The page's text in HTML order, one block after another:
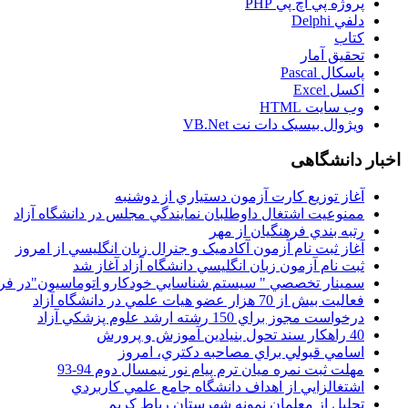
پروژه پي اچ پي PHP
دلفي Delphi
کتاب
تحقيق آمار
پاسکال Pascal
اکسل Excel
وب سايت HTML
ويژوال بيسيک دات نت VB.Net
اخبار دانشگاهی
آغاز توزيع کارت آزمون دستياري از دوشنبه
ممنوعيت اشتغال داوطلبان نمايندگي مجلس در دانشگاه آزاد
رتبه بندي فرهنگيان از مهر
آغاز ثبت نام آزمون آکادميک و جنرال زبان انگليسي از امروز
ثبت نام آزمون زبان انگليسي دانشگاه آزاد آغاز شد
سمينار تخصصي " سيستم شناسايي خودکارو اتوماسيون"در
فعاليت بيش از 70 هزار عضو هيات علمي در دانشگاه آزاد
درخواست مجوز براي 150 رشته ارشد علوم پزشکي آزاد
40 راهکار سند تحول بنيادين آموزش و پرورش
اسامي قبولي براي مصاحبه دکتري، امروز
مهلت ثبت نمره میان ترم پیام نور نیمسال دوم 94-93
اشتغالزايي از اهداف دانشگاه جامع علمي کاربردي
تجليل از معلمان نمونه شهرستان رباط کريم